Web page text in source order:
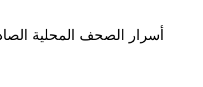
أسرار الصحف المحلية الصادرة يوم